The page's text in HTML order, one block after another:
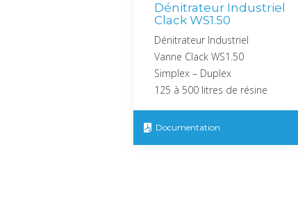
Dénitrateur Industriel
Clack WS1.50
Dénitrateur Industriel
Vanne Clack WS1.50
Simplex – Duplex
125 à 500 litres de résine
Documentation